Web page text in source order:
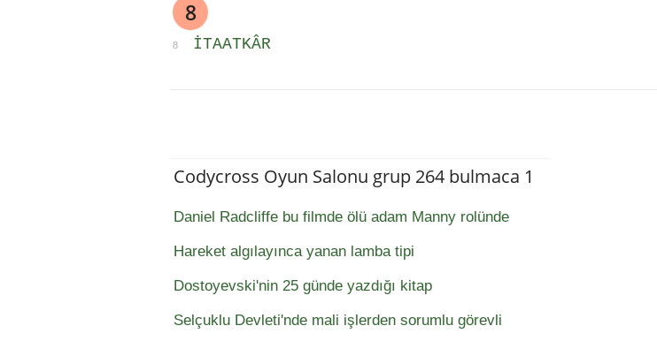
8
8 ITAATKÂR
Codycross Oyun Salonu grup 264 bulmaca 1
Daniel Radcliffe bu filmde ölü adam Manny rolünde
Hareket algılayınca yanan lamba tipi
Dostoyevski'nin 25 günde yazdığı kitap
Selçuklu Devleti'nde mali işlerden sorumlu görevli